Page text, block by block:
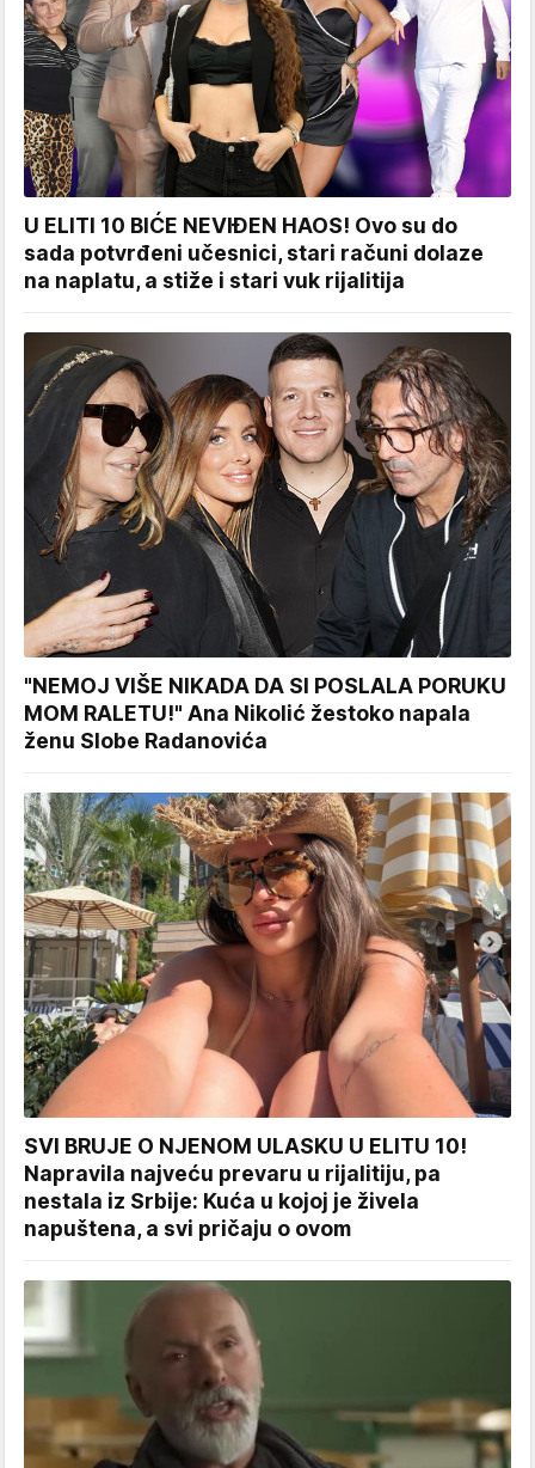
U ELITI 10 BIĆE NEVIĐEN HAOS! Ovo su do
sada potvrđeni učesnici, stari računi dolaze
na naplatu, a stiže i stari vuk rijalitija
"NEMOJ VIŠE NIKADA DA SI POSLALA PORUKU
MOM RALETU!" Ana Nikolić žestoko napala
ženu Slobe Radanovića
SVI BRUJE O NJENOM ULASKU U ELITU 10!
Napravila najveću prevaru u rijalitiju, pa
nestala iz Srbije: Kuća u kojoj je živela
napuštena, a svi pričaju o ovom